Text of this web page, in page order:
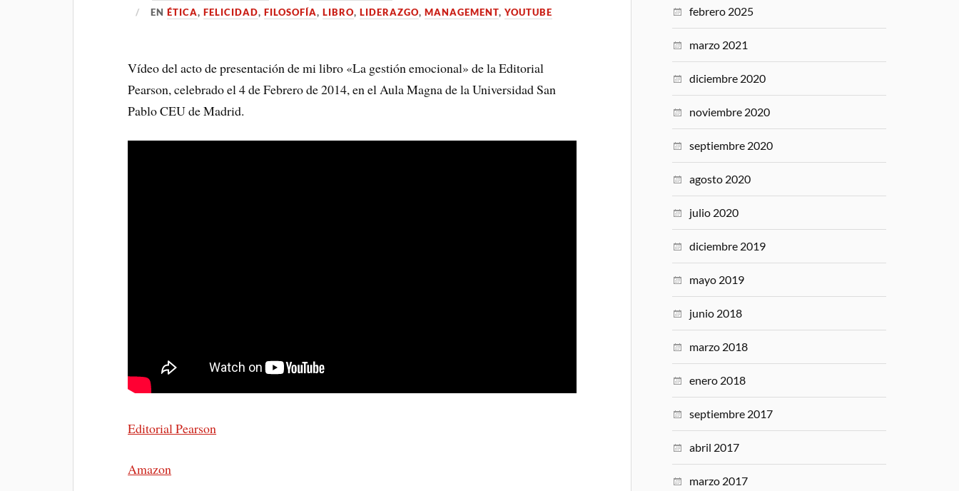
ENÉTICA,FELICIDAD,FILOSOFÍA,LIBRO,LIDERAZGO,MANAGEMENT,YOUTUBE
Vídeo del acto de presentación de mi libro «La gestión emocional» de la Editorial
Pearson, celebrado el 4 de Febrero de 2014, en el Aula Magna de la Universidad San
Pablo CEU de Madrid.
Editorial Pearson
Amazon
febrero 2025
marzo 2021
diciembre 2020
noviembre 2020
septiembre 2020
agosto 2020
julio 2020
diciembre 2019
mayo 2019
junio 2018
marzo 2018
enero 2018
septiembre 2017
abril 2017
marzo 2017